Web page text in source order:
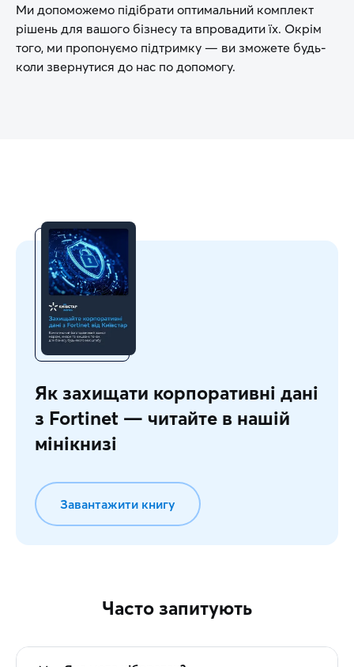
Ми допоможемо підібрати оптимальний комплект
рішень для вашого бізнесу та впровадити їх. Окрім
того, ми пропонуємо підтримку — ви зможете будь-
коли звернутися до нас по допомогу.
Як захищати корпоративні дані
з Fortinet — читайте в нашій
мінікнизі
Завантажити книгу
Часто запитують